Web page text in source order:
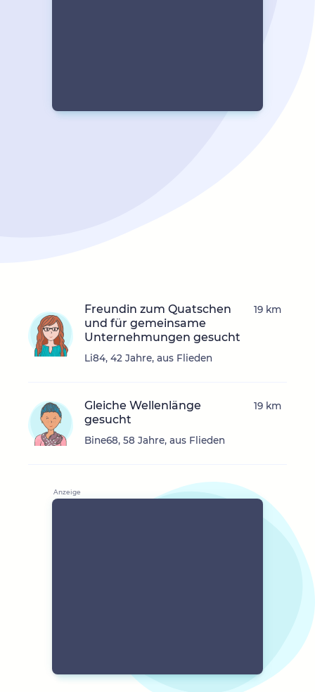
Freundin zum Quatschen
und für gemeinsame
Unternehmungen gesucht
Li84, 42 Jahre, aus Flieden
19 km
Gleiche Wellenlänge
gesucht
Bine68, 58 Jahre, aus Flieden
19 km